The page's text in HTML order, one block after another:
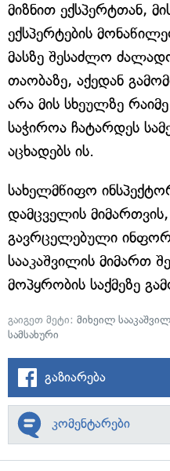
მიზნით ექსპერტთან,
ექსპერტების
მასზე შესაძლო
თაობაზე, აქედან
არა მის სხეულზე
საჭიროა ჩატარდეს
აცხადებს ის.
სახელმწიფო
დამცველის
გავრცელებული
სააკაშვილის მიმართ
მოპყრობის საქმეზე
გაიგეთ მეტი: მიხეილ
სამსახური
გაზიარება
კომენტარები